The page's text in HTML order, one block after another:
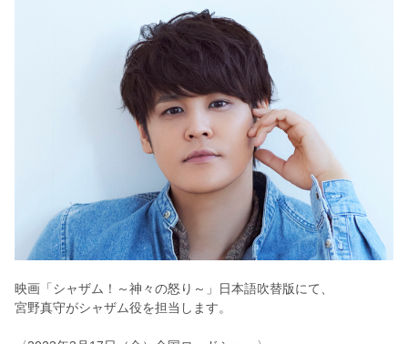
映画「シャザム！～神々の怒り～」日本語吹替版にて、
宮野真守がシャザム役を担当します。